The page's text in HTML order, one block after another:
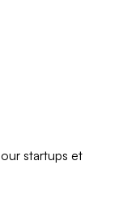
startups et